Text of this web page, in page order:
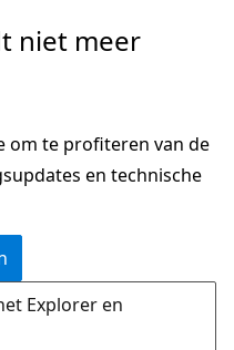
niet meer
om te profiteren van de
en technische
Explorer en